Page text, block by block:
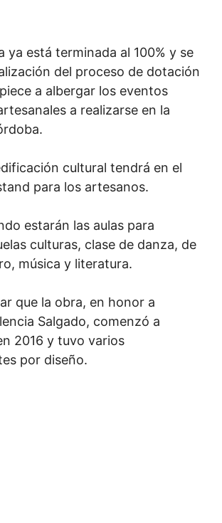
ya está terminada al 100% y se
del proceso de dotación
a albergar los eventos
a realizarse en la
cultural tendrá en el
para los artesanos.
estarán las aulas para
culturas, clase de danza, de
música y literatura.
que la obra, en honor a
Salgado, comenzó a
2016 y tuvo varios
por diseño.